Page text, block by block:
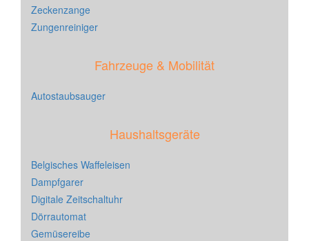
Zeckenzange
Zungenreiniger
Fahrzeuge & Mobilität
Autostaubsauger
Haushaltsgeräte
Belgisches Waffeleisen
Dampfgarer
Digitale Zeitschaltuhr
Dörrautomat
Gemüsereibe